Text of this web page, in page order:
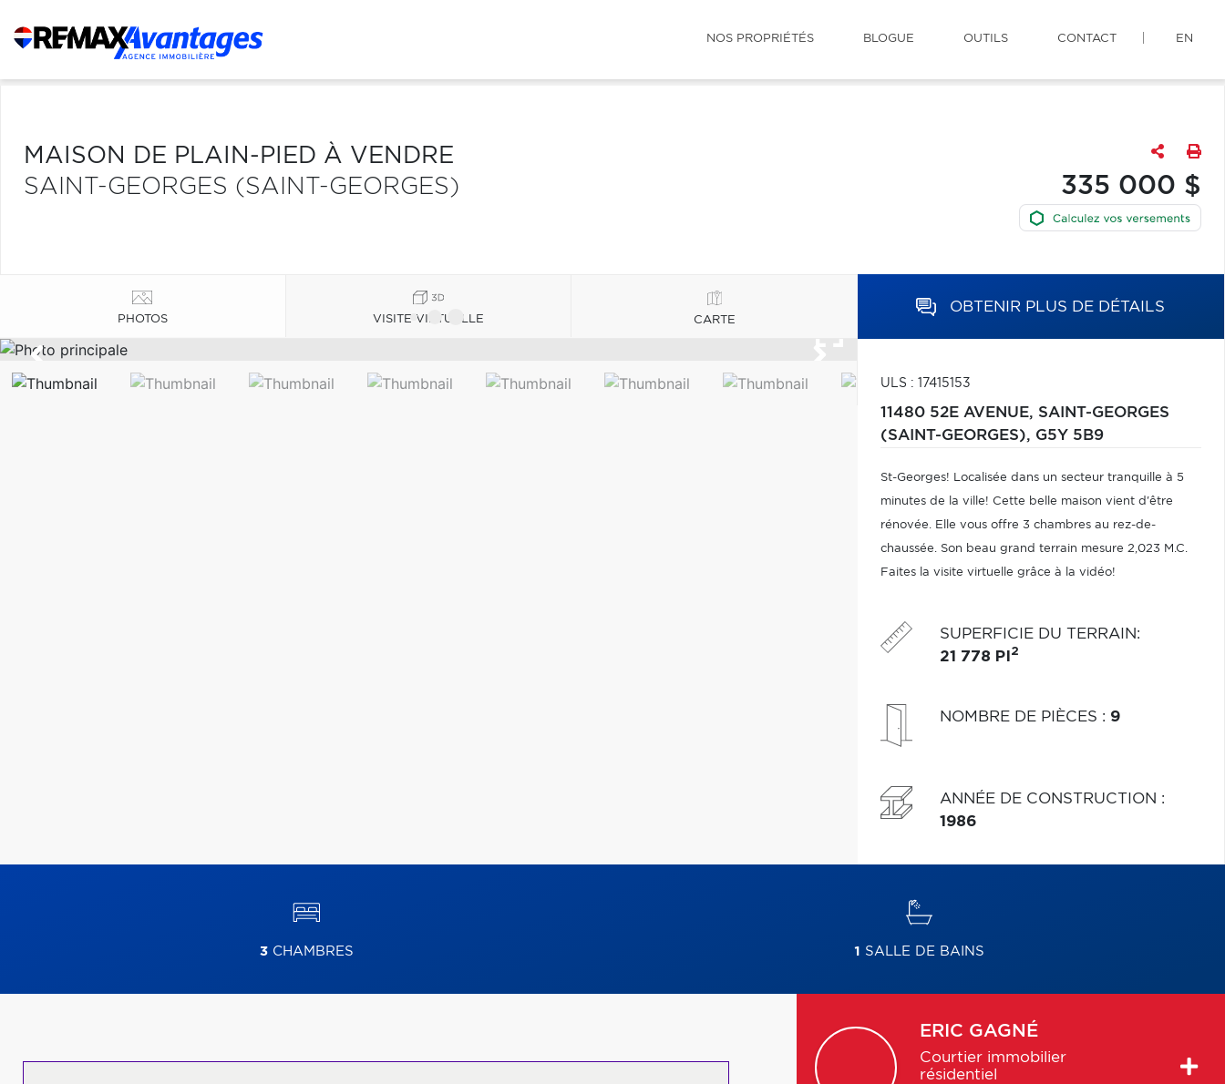
NOS PROPRIÉTÉS BLOGUE OUTILS CONTACT EN
MAISON DE PLAIN-PIED À VENDRE
SAINT-GEORGES (SAINT-GEORGES)
335 000 $
PHOTOS VISITE VIRTUELLE CARTE
OBTENIR PLUS DE DÉTAILS
ULS : 17415153
11480 52E AVENUE, SAINT-GEORGES
(SAINT-GEORGES), G5Y 5B9
St-Georges! Localisée dans un secteur tranquille à 5
minutes de la ville! Cette belle maison vient d'être
rénovée. Elle vous offre 3 chambres au rez-de-
chaussée. Son beau grand terrain mesure 2,023 M.C.
Faites la visite virtuelle grâce à la vidéo!
SUPERFICIE DU TERRAIN:
21 778 PI 2
NOMBRE DE PIÈCES : 9
ANNÉE DE CONSTRUCTION :
1986
3CHAMBRES 1 SALLE DE BAINS
ERIC GAGNÉ
Courtier immobilier
résidentiel